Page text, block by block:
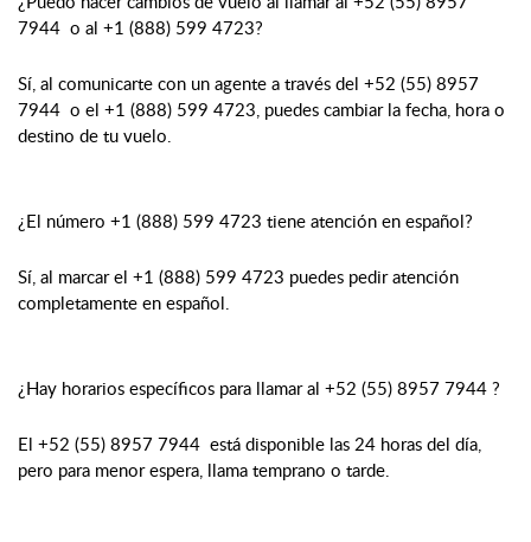
7944 o al +1 (888) 599 4723?
Sí, al comunicarte con un agente a través del +52 (55) 8957
7944 o el +1 (888) 599 4723, puedes cambiar la fecha, hora o
destino de tu vuelo.
¿El número +1 (888) 599 4723 tiene atención en español?
Sí, al marcar el +1 (888) 599 4723 puedes pedir atención
completamente en español.
¿Hay horarios específicos para llamar al +52 (55) 8957 7944 ?
El +52 (55) 8957 7944 está disponible las 24 horas del día,
pero para menor espera, llama temprano o tarde.